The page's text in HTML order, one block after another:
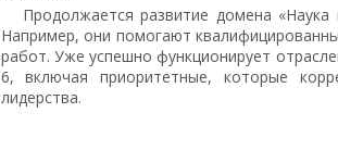
Продолжается развитие домена
Например, они помогают
работ. Уже успешно функционирует
6, включая приоритетные, которые
лидерства.